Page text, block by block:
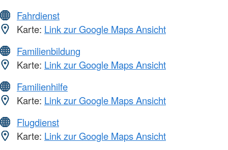
Fahrdienst
Karte: Link zur Google Maps Ansicht
Familienbildung
Karte: Link zur Google Maps Ansicht
Familienhilfe
Karte: Link zur Google Maps Ansicht
Flugdienst
Karte: Link zur Google Maps Ansicht